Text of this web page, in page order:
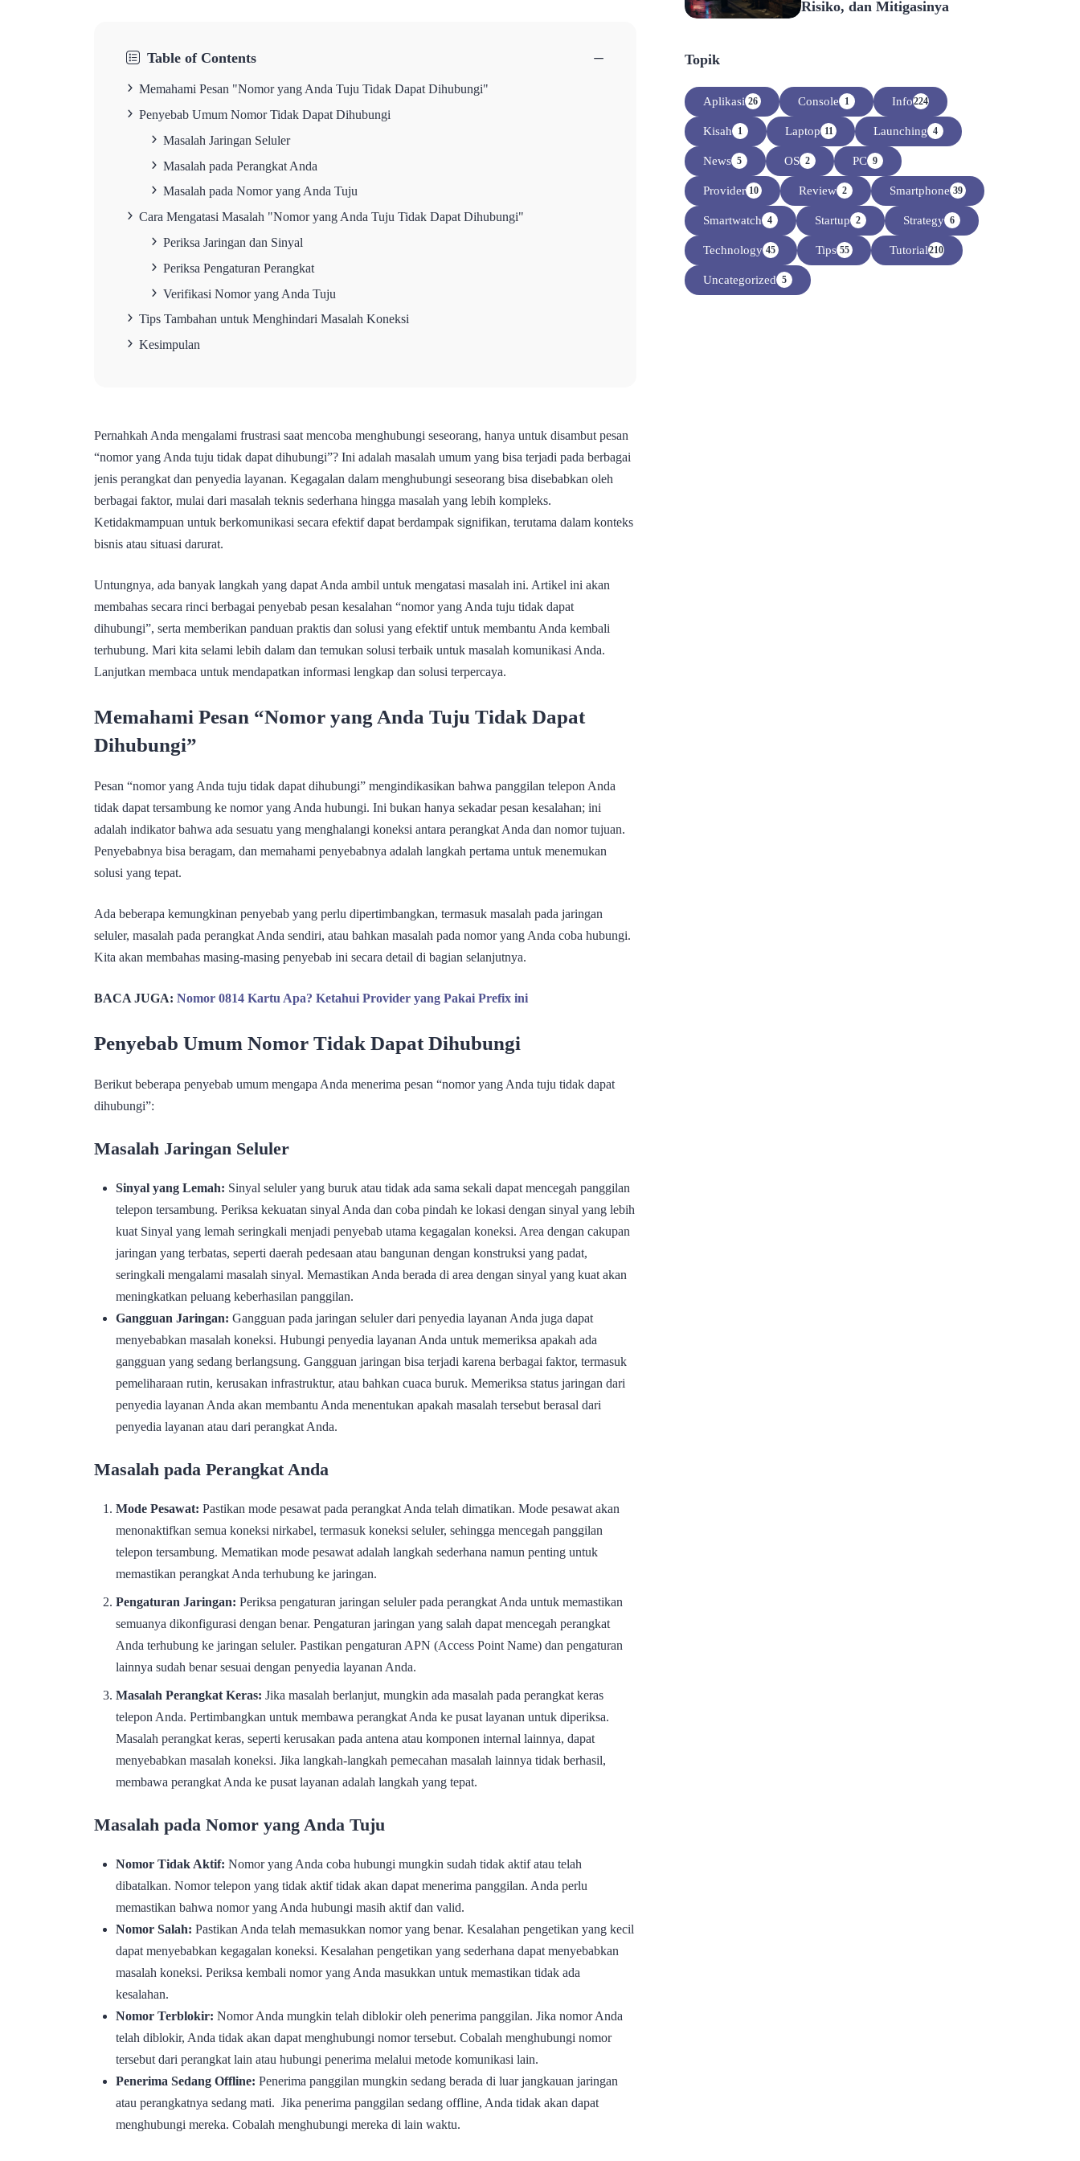
Table of Contents −
Memahami Pesan "Nomor yang Anda Tuju Tidak Dapat Dihubungi"
Penyebab Umum Nomor Tidak Dapat Dihubungi
Masalah Jaringan Seluler
Masalah pada Perangkat Anda
Masalah pada Nomor yang Anda Tuju
Cara Mengatasi Masalah "Nomor yang Anda Tuju Tidak Dapat Dihubungi"
Periksa Jaringan dan Sinyal
Periksa Pengaturan Perangkat
Verifikasi Nomor yang Anda Tuju
Tips Tambahan untuk Menghindari Masalah Koneksi
Kesimpulan
Pernahkah Anda mengalami frustrasi saat mencoba menghubungi seseorang, hanya untuk disambut pesan
“nomor yang Anda tuju tidak dapat dihubungi”? Ini adalah masalah umum yang bisa terjadi pada berbagai
jenis perangkat dan penyedia layanan. Kegagalan dalam menghubungi seseorang bisa disebabkan oleh
berbagai faktor, mulai dari masalah teknis sederhana hingga masalah yang lebih kompleks.
Ketidakmampuan untuk berkomunikasi secara efektif dapat berdampak signifikan, terutama dalam konteks
bisnis atau situasi darurat.
Untungnya, ada banyak langkah yang dapat Anda ambil untuk mengatasi masalah ini. Artikel ini akan
membahas secara rinci berbagai penyebab pesan kesalahan “nomor yang Anda tuju tidak dapat
dihubungi”, serta memberikan panduan praktis dan solusi yang efektif untuk membantu Anda kembali
terhubung. Mari kita selami lebih dalam dan temukan solusi terbaik untuk masalah komunikasi Anda.
Lanjutkan membaca untuk mendapatkan informasi lengkap dan solusi terpercaya.
Memahami Pesan “Nomor yang Anda Tuju Tidak Dapat
Dihubungi”
Pesan “nomor yang Anda tuju tidak dapat dihubungi” mengindikasikan bahwa panggilan telepon Anda
tidak dapat tersambung ke nomor yang Anda hubungi. Ini bukan hanya sekadar pesan kesalahan; ini
adalah indikator bahwa ada sesuatu yang menghalangi koneksi antara perangkat Anda dan nomor tujuan.
Penyebabnya bisa beragam, dan memahami penyebabnya adalah langkah pertama untuk menemukan
solusi yang tepat.
Ada beberapa kemungkinan penyebab yang perlu dipertimbangkan, termasuk masalah pada jaringan
seluler, masalah pada perangkat Anda sendiri, atau bahkan masalah pada nomor yang Anda coba hubungi.
Kita akan membahas masing-masing penyebab ini secara detail di bagian selanjutnya.
BACA JUGA: Nomor 0814 Kartu Apa? Ketahui Provider yang Pakai Prefix ini
Penyebab Umum Nomor Tidak Dapat Dihubungi
Berikut beberapa penyebab umum mengapa Anda menerima pesan “nomor yang Anda tuju tidak dapat
dihubungi”:
Masalah Jaringan Seluler
Sinyal yang Lemah: Sinyal seluler yang buruk atau tidak ada sama sekali dapat mencegah panggilan
telepon tersambung. Periksa kekuatan sinyal Anda dan coba pindah ke lokasi dengan sinyal yang lebih
kuat Sinyal yang lemah seringkali menjadi penyebab utama kegagalan koneksi. Area dengan cakupan
jaringan yang terbatas, seperti daerah pedesaan atau bangunan dengan konstruksi yang padat,
seringkali mengalami masalah sinyal. Memastikan Anda berada di area dengan sinyal yang kuat akan
meningkatkan peluang keberhasilan panggilan.
Gangguan Jaringan: Gangguan pada jaringan seluler dari penyedia layanan Anda juga dapat
menyebabkan masalah koneksi. Hubungi penyedia layanan Anda untuk memeriksa apakah ada
gangguan yang sedang berlangsung. Gangguan jaringan bisa terjadi karena berbagai faktor, termasuk
pemeliharaan rutin, kerusakan infrastruktur, atau bahkan cuaca buruk. Memeriksa status jaringan dari
penyedia layanan Anda akan membantu Anda menentukan apakah masalah tersebut berasal dari
penyedia layanan atau dari perangkat Anda.
Masalah pada Perangkat Anda
Mode Pesawat: Pastikan mode pesawat pada perangkat Anda telah dimatikan. Mode pesawat akan
menonaktifkan semua koneksi nirkabel, termasuk koneksi seluler, sehingga mencegah panggilan
telepon tersambung. Mematikan mode pesawat adalah langkah sederhana namun penting untuk
memastikan perangkat Anda terhubung ke jaringan.
Pengaturan Jaringan: Periksa pengaturan jaringan seluler pada perangkat Anda untuk memastikan
semuanya dikonfigurasi dengan benar. Pengaturan jaringan yang salah dapat mencegah perangkat
Anda terhubung ke jaringan seluler. Pastikan pengaturan APN (Access Point Name) dan pengaturan
lainnya sudah benar sesuai dengan penyedia layanan Anda.
Masalah Perangkat Keras: Jika masalah berlanjut, mungkin ada masalah pada perangkat keras
telepon Anda. Pertimbangkan untuk membawa perangkat Anda ke pusat layanan untuk diperiksa.
Masalah perangkat keras, seperti kerusakan pada antena atau komponen internal lainnya, dapat
menyebabkan masalah koneksi. Jika langkah-langkah pemecahan masalah lainnya tidak berhasil,
membawa perangkat Anda ke pusat layanan adalah langkah yang tepat.
Masalah pada Nomor yang Anda Tuju
Nomor Tidak Aktif: Nomor yang Anda coba hubungi mungkin sudah tidak aktif atau telah
dibatalkan. Nomor telepon yang tidak aktif tidak akan dapat menerima panggilan. Anda perlu
memastikan bahwa nomor yang Anda hubungi masih aktif dan valid.
Nomor Salah: Pastikan Anda telah memasukkan nomor yang benar. Kesalahan pengetikan yang kecil
dapat menyebabkan kegagalan koneksi. Kesalahan pengetikan yang sederhana dapat menyebabkan
masalah koneksi. Periksa kembali nomor yang Anda masukkan untuk memastikan tidak ada
kesalahan.
Nomor Terblokir: Nomor Anda mungkin telah diblokir oleh penerima panggilan. Jika nomor Anda
telah diblokir, Anda tidak akan dapat menghubungi nomor tersebut. Cobalah menghubungi nomor
tersebut dari perangkat lain atau hubungi penerima melalui metode komunikasi lain.
Penerima Sedang Offline: Penerima panggilan mungkin sedang berada di luar jangkauan jaringan
atau perangkatnya sedang mati. Jika penerima panggilan sedang offline, Anda tidak akan dapat
menghubungi mereka. Cobalah menghubungi mereka di lain waktu.
Risiko, dan Mitigasinya
Topik
Aplikasi 26 Console 1 Info224
Kisah 1 Laptop 11 Launching 4
News 5 OS 2 PC 9
Provider 10 Review 2 Smartphone 39
Smartwatch 4 Startup 2 Strategy 6
Technology 45 Tips 55 Tutorial210
Uncategorized 5